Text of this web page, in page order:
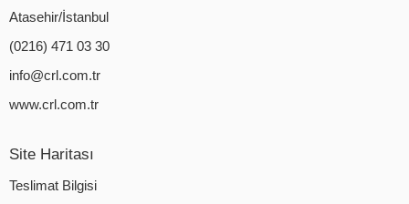
Atasehir/İstanbul
(0216) 471 03 30
info@crl.com.tr
www.crl.com.tr
Site Haritası
Teslimat Bilgisi